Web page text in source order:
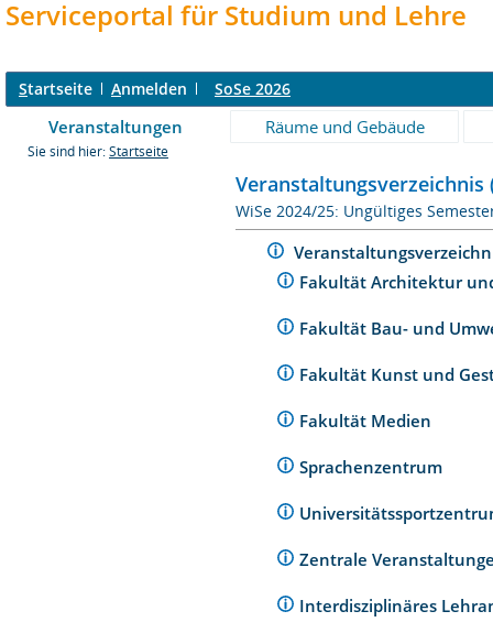
Serviceportal für Studium und Lehre
Startseite Anmelden SoSe 2026
Veranstaltungen Räume und Gebäude
Sie sind hier: Startseite
Veranstaltungsverzeichnis
WiSe 2024/25: Ungültiges
Fakultät Architektur
Fakultät Bau- und
Fakultät Kunst und
Fakultät Medien
Sprachenzentrum
Zentrale
Interdisziplinäres